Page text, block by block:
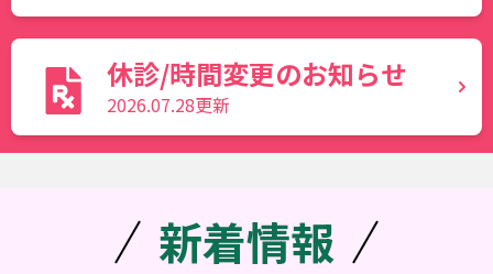
休診/時間変更のお知らせ
2026.07.28更新
新着情報